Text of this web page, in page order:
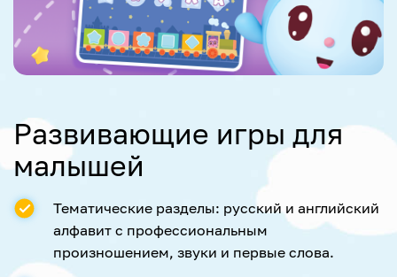
Развивающие игры для
малышей
Тематические разделы: русский и английский
алфавит с профессиональным
произношением, звуки и первые слова.